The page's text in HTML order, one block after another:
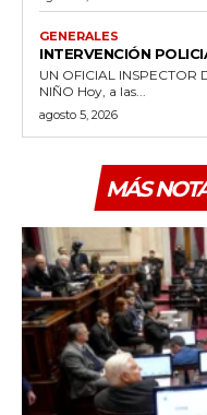
GENERALES
INTERVENCIÓN
UN OFICIAL INSPECTOR
NIÑO Hoy, a las...
agosto 5, 2026
MÁS